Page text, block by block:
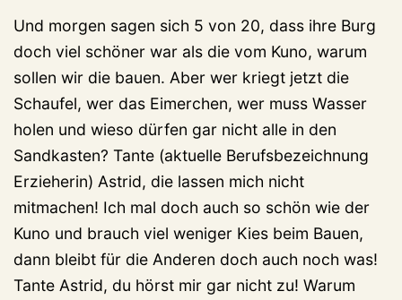
Und morgen sagen sich 5 von 20, dass ihre Burg
doch viel schöner war als die vom Kuno, warum
sollen wir die bauen. Aber wer kriegt jetzt die
Schaufel, wer das Eimerchen, wer muss Wasser
holen und wieso dürfen gar nicht alle in den
Sandkasten? Tante (aktuelle Berufsbezeichnung
Erzieherin) Astrid, die lassen mich nicht
mitmachen! Ich mal doch auch so schön wie der
Kuno und brauch viel weniger Kies beim Bauen,
dann bleibt für die Anderen doch auch noch was!
Tante Astrid, du hörst mir gar nicht zu! Warum